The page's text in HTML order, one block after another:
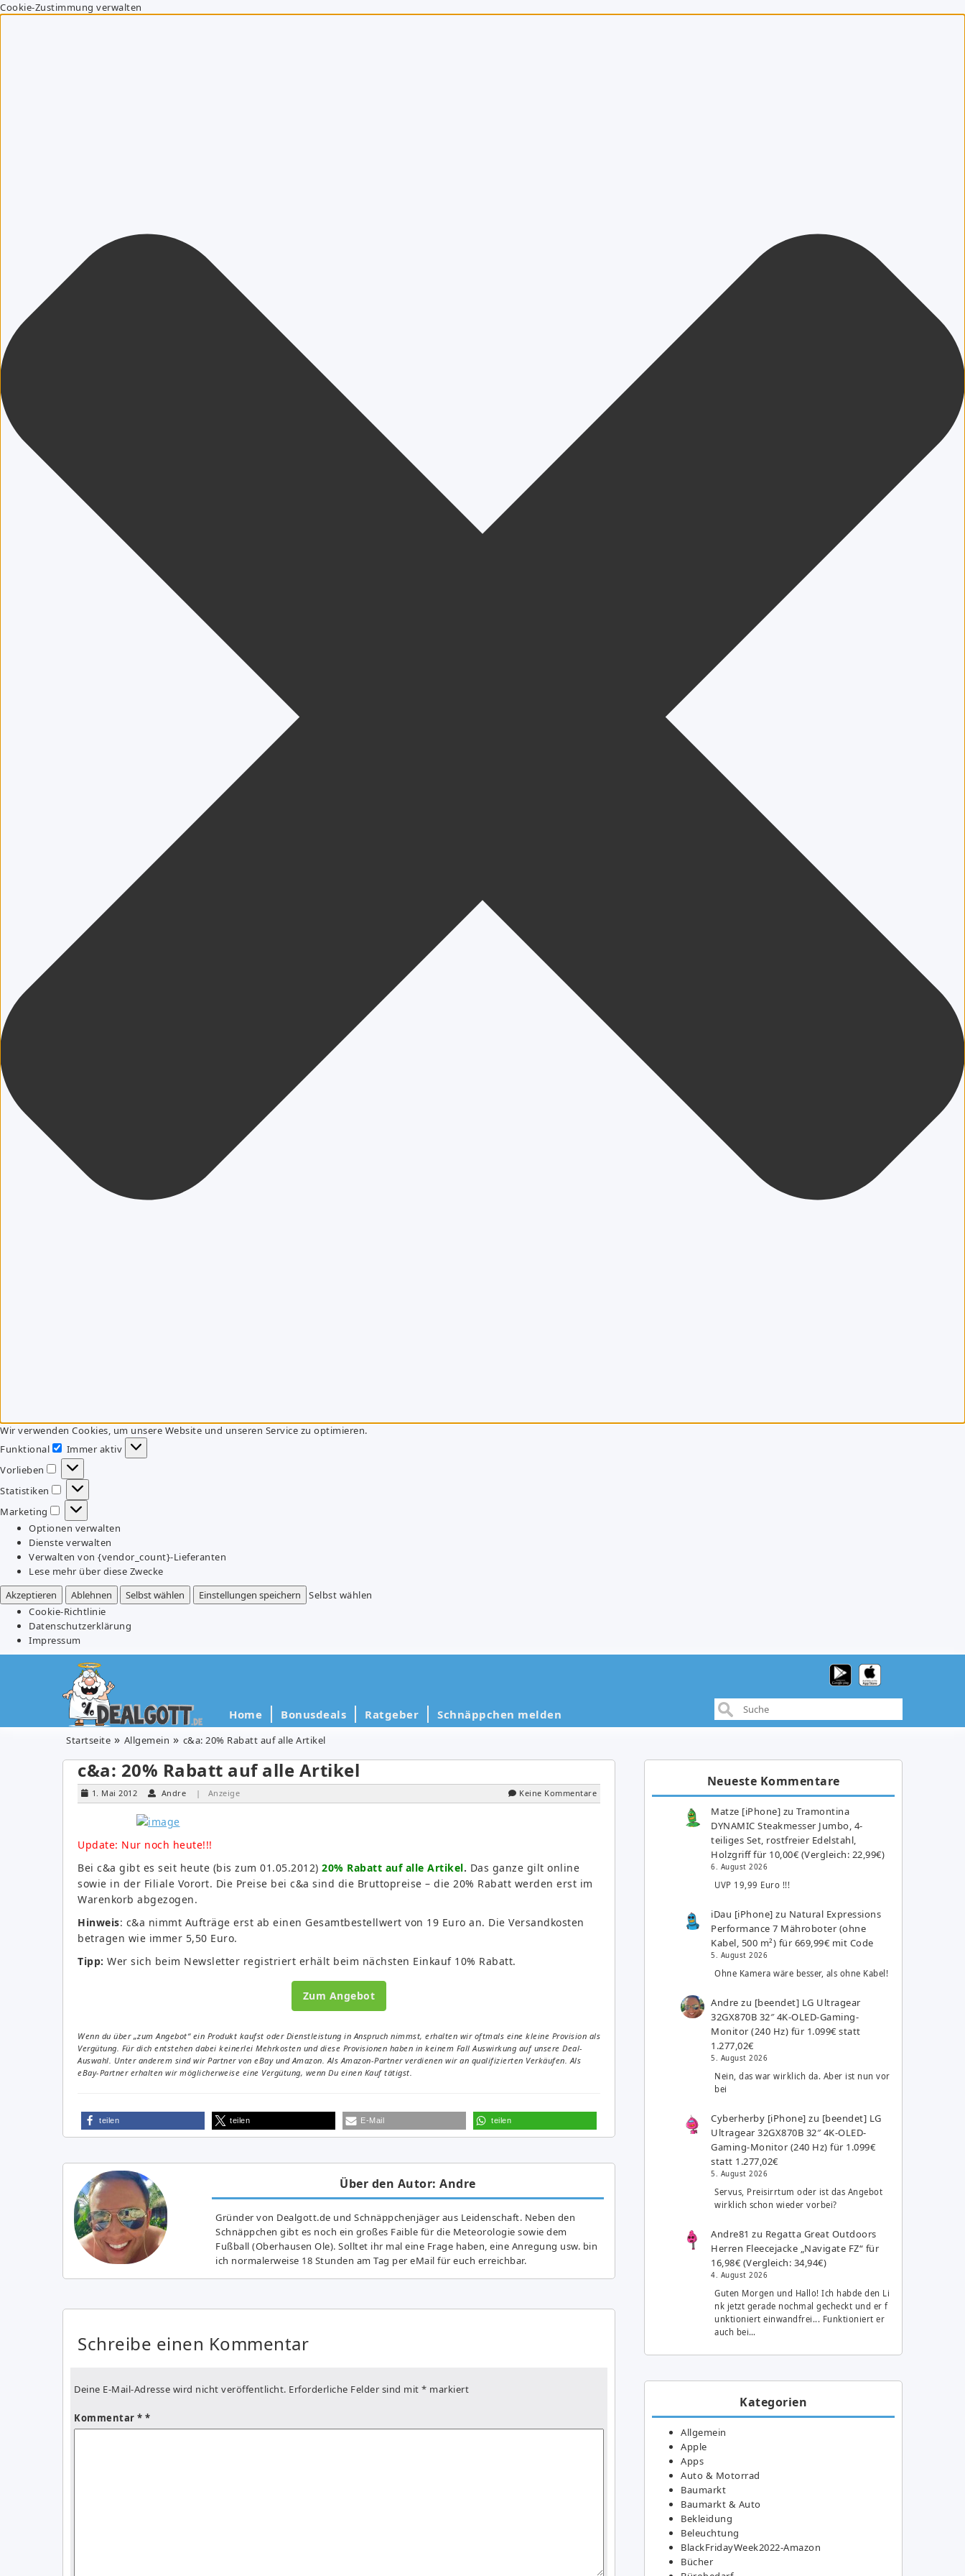
Cookie-Zustimmung verwalten
Wir verwenden Cookies, um unsere Website und unseren Service zu optimieren.
Funktional
Funktional
Immer aktiv
Vorlieben
Vorlieben
Statistiken
Statistiken
Marketing
Marketing
Optionen verwalten
Dienste verwalten
Verwalten von {vendor_count}-Lieferanten
Lese mehr über diese Zwecke
Akzeptieren
Ablehnen Selbst wählen Einstellungen speichern
Selbst wählen
Cookie-Richtlinie
Datenschutzerklärung
Impressum
Home Bonusdeals Ratgeber Schnäppchen melden
Startseite Allgemein c&a: 20% Rabatt auf alle Artikel
c&a: 20% Rabatt auf alle Artikel
1. Mai 2012 Andre | Anzeige Keine Kommentare
Update: Nur noch heute!!!
Bei c&a gibt es seit heute (bis zum 01.05.2012) 20% Rabatt auf alle Artikel. Das ganze gilt online
sowie in der Filiale Vorort. Die Preise bei c&a sind die Bruttopreise – die 20% Rabatt werden erst im
Warenkorb abgezogen.
Hinweis: c&a nimmt Aufträge erst ab einen Gesamtbestellwert von 19 Euro an. Die Versandkosten
betragen wie immer 5,50 Euro.
Tipp: Wer sich beim Newsletter registriert erhält beim nächsten Einkauf 10% Rabatt.
Zum Angebot
Wenn du über „zum Angebot“ ein Produkt kaufst oder Dienstleistung in Anspruch nimmst, erhalten wir oftmals eine kleine Provision als
Vergütung. Für dich entstehen dabei keinerlei Mehrkosten und diese Provisionen haben in keinem Fall Auswirkung auf unsere Deal-
Auswahl. Unter anderem sind wir Partner von eBay und Amazon. Als Amazon-Partner verdienen wir an qualifizierten Verkäufen. Als
eBay-Partner erhalten wir möglicherweise eine Vergütung, wenn Du einen Kauf tätigst.
teilen teilen E-Mail teilen
Über den Autor: Andre
Gründer von Dealgott.de und Schnäppchenjäger aus Leidenschaft. Neben den
Schnäppchen gibt es noch ein großes Fai­ble für die Meteorologie sowie dem
Fußball (Oberhausen Ole). Solltet ihr mal eine Frage haben, eine Anregung usw. bin
ich normalerweise 18 Stunden am Tag per eMail für euch erreichbar.
Schreibe einen Kommentar
Deine E-Mail-Adresse wird nicht veröffentlicht. Erforderliche Felder sind mit * markiert
Kommentar *
Neueste Kommentare
Matze [iPhone] zuTramontina
DYNAMIC Steakmesser Jumbo, 4-
teiliges Set, rostfreier Edelstahl,
Holzgriff für 10,00€ (Vergleich: 22,99€)
6. August 2026
UVP 19,99 Euro !!!
iDau [iPhone] zu Natural Expressions
Performance 7 Mähroboter (ohne
Kabel, 500 m²) für 669,99€ mit Code
5. August 2026
Ohne Kamera wäre besser, als ohne Kabel!
Andre zu [beendet] LG Ultragear
32GX870B 32″ 4K-OLED-Gaming-
Monitor (240 Hz) für 1.099€ statt
1.277,02€
5. August 2026
Nein, das war wirklich da. Aber ist nun vor
bei
Cyberherby [iPhone] zu [beendet] LG
Ultragear 32GX870B 32″ 4K-OLED-
Gaming-Monitor (240 Hz) für 1.099€
statt 1.277,02€
5. August 2026
Servus, Preisirrtum oder ist das Angebot
wirklich schon wieder vorbei?
Andre81 zu Regatta Great Outdoors
Herren Fleecejacke „Navigate FZ“ für
16,98€ (Vergleich: 34,94€)
4. August 2026
Guten Morgen und Hallo! Ich habde den Li
nk jetzt gerade nochmal gecheckt und er f
unktioniert einwandfrei... Funktioniert er
auch bei…
Kategorien
Allgemein
Apple
Apps
Auto & Motorrad
Baumarkt
Baumarkt & Auto
Bekleidung
Beleuchtung
BlackFridayWeek2022-Amazon
Bücher